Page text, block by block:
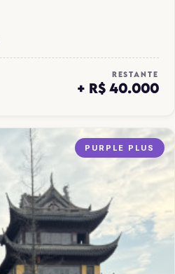
RESTANTE
+ R$ 40.000
PURPLE PLUS